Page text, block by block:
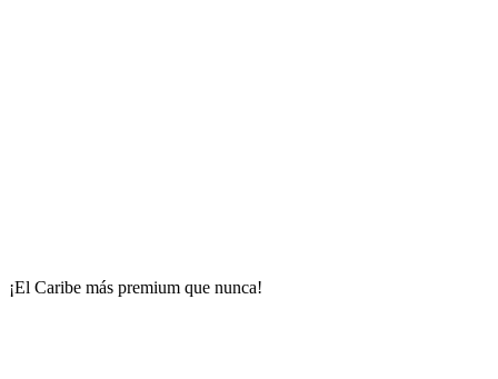
¡El Caribe más premium que nunca!